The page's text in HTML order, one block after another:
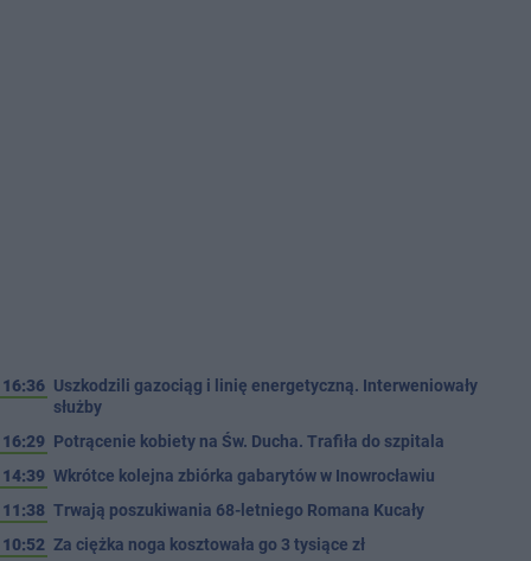
16:36 Uszkodzili gazociąg i linię energetyczną. Interweniowały
służby
16:29 Potrącenie kobiety na Św. Ducha. Trafiła do szpitala
14:39 Wkrótce kolejna zbiórka gabarytów w Inowrocławiu
11:38 Trwają poszukiwania 68-letniego Romana Kucały
10:52 Za ciężka noga kosztowała go 3 tysiące zł